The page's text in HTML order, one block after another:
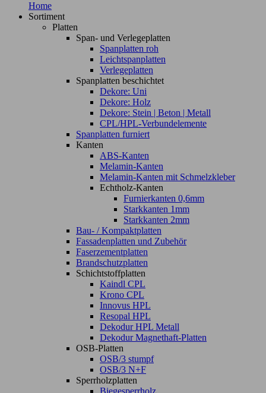
Home
Sortiment
Platten
Span- und Verlegeplatten
Spanplatten roh
Leichtspanplatten
Verlegeplatten
Spanplatten beschichtet
Dekore: Uni
Dekore: Holz
Dekore: Stein | Beton | Metall
CPL/HPL-Verbundelemente
Spanplatten furniert
Kanten
ABS-Kanten
Melamin-Kanten
Melamin-Kanten mit Schmelzkleber
Echtholz-Kanten
Furnierkanten 0,6mm
Starkkanten 1mm
Starkkanten 2mm
Bau- / Kompaktplatten
Fassadenplatten und Zubehör
Faserzementplatten
Brandschutzplatten
Schichtstoffplatten
Kaindl CPL
Krono CPL
Innovus HPL
Resopal HPL
Dekodur HPL Metall
Dekodur Magnethaft-Platten
OSB-Platten
OSB/3 stumpf
OSB/3 N+F
Sperrholzplatten